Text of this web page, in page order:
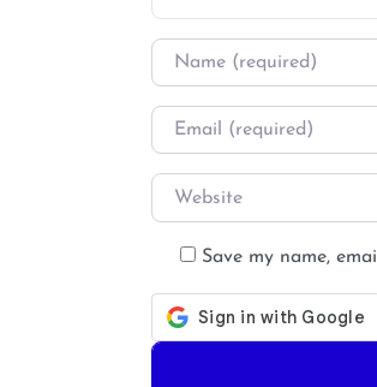
Name
Email
Website
Save my name,